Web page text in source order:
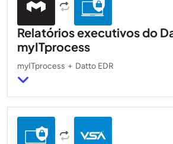
Relatórios executivos do
myITprocess
myITprocess + Datto EDR